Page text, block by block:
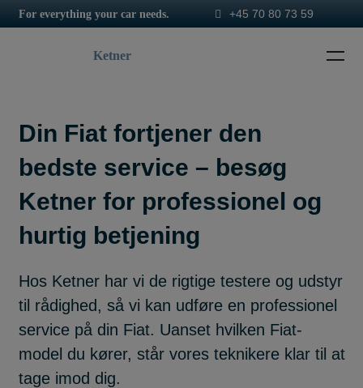
For everything your car needs. +45 70 80 73 59
Ketner
Din Fiat fortjener den
bedste service – besøg
Ketner for professionel og
hurtig betjening
Hos Ketner har vi de rigtige testere og udstyr
til rådighed, så vi kan udføre en professionel
service på din Fiat. Uanset hvilken Fiat-
model du kører, står vores teknikere klar til at
tage imod dig.